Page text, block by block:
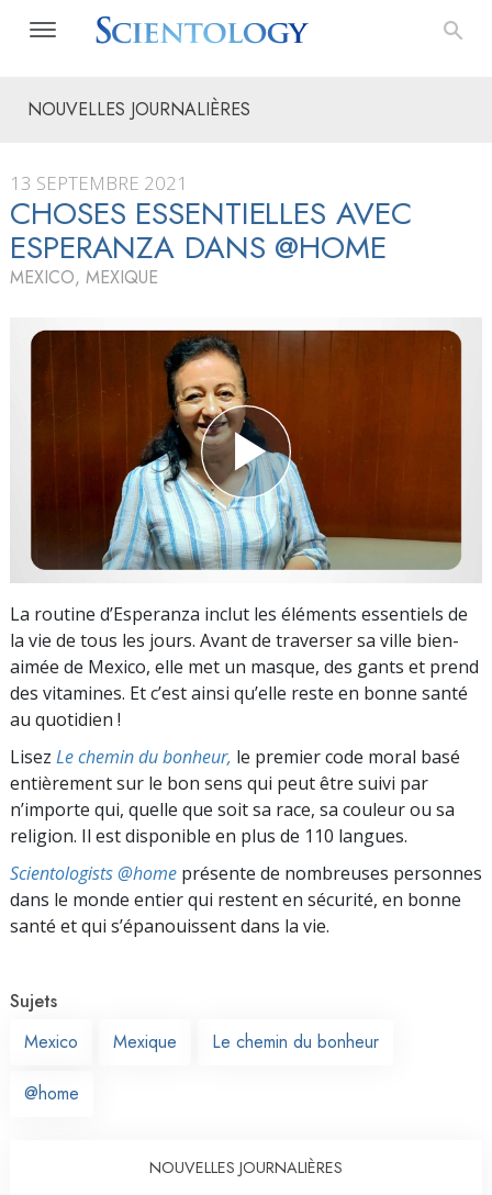
NOUVELLES JOURNALIÈRES
13 SEPTEMBRE 2021
CHOSES ESSENTIELLES AVEC
ESPERANZA DANS @HOME
MEXICO, MEXIQUE
La routine d’Esperanza inclut les éléments essentiels de
la vie de tous les jours. Avant de traverser sa ville bien-
aimée de Mexico, elle met un masque, des gants et prend
des vitamines. Et c’est ainsi qu’elle reste en bonne santé
au quotidien !
Lisez Le chemin du bonheur, le premier code moral basé
entièrement sur le bon sens qui peut être suivi par
n’importe qui, quelle que soit sa race, sa couleur ou sa
religion. Il est disponible en plus de 110 langues.
Scientologists @home présente de nombreuses personnes
dans le monde entier qui restent en sécurité, en bonne
santé et qui s’épanouissent dans la vie.
Sujets
Mexico
Mexique Le chemin du bonheur
@home
NOUVELLES JOURNALIÈRES